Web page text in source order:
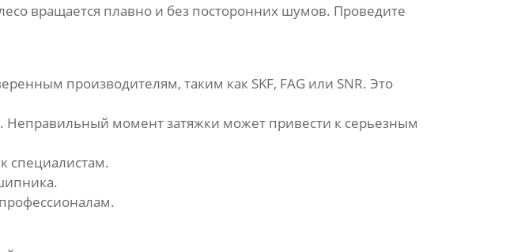
вращается плавно и без посторонних шумов. Проведите
производителям, таким как SKF, FAG или SNR. Это
Неправильный момент затяжки может привести к серьезным
специалистам.
.
профессионалам.